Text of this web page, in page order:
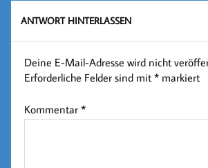
ANTWORT HINTERLASSEN
Deine E-Mail-Adresse wird nicht
Erforderliche Felder sind mit* markiert
Kommentar*